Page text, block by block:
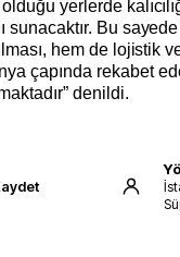
yerlerde
sunacaktır. Bu
hem de lojistik
çapında rekabet
denildi.